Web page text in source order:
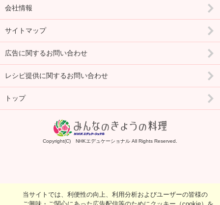
会社情報
サイトマップ
広告に関するお問い合わせ
レシピ提供に関するお問い合わせ
トップ
Copyright(C) NHKエデュケーショナル All Rights Reserved.
当サイトでは、利便性の向上、利用分析およびユーザーの皆様の